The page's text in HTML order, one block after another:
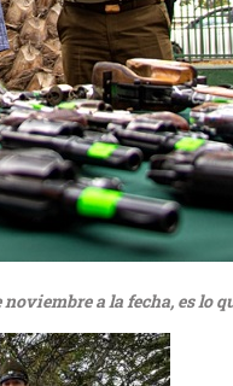
a la fecha, es